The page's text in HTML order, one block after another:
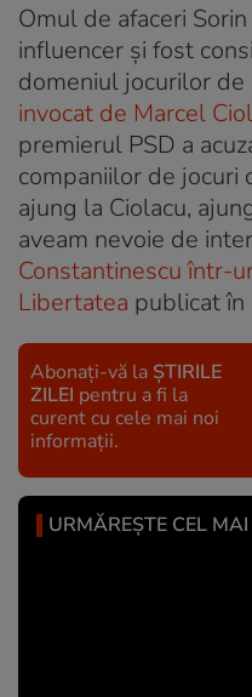
Omul de afaceri
influencer și fost
domeniul jocurilor de
invocat de Marcel
premierul PSD a
companiilor de jocuri
ajung la Ciolacu,
aveam nevoie de
Constantinescu într-
Libertatea publicat în
Abonați-vă la ȘTIRILE
ZILEI pentru a fi la
curent cu cele mai noi
informații.
URMĂREȘTE CEL